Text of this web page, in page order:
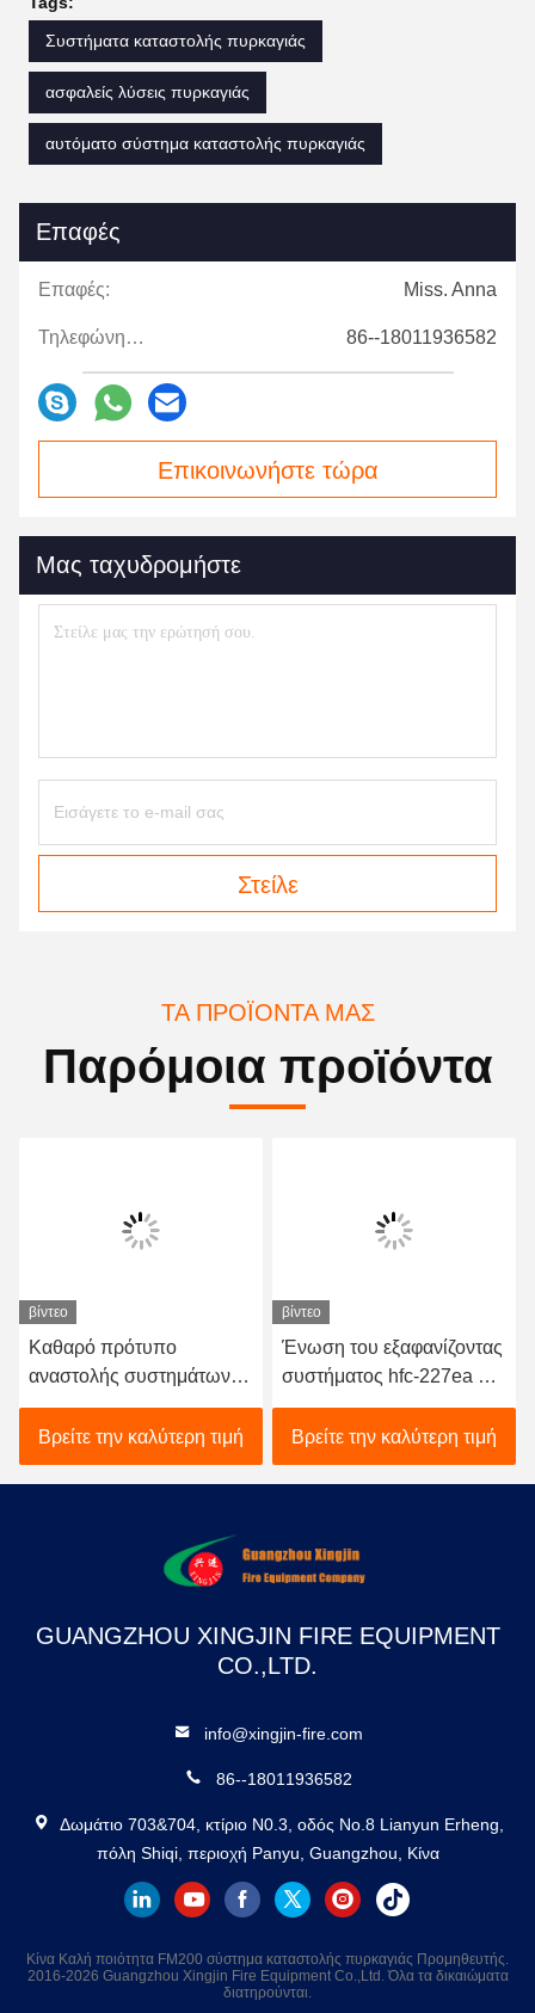
Συστήματα καταστολής πυρκαγιάς
ασφαλείς λύσεις πυρκαγιάς
αυτόματο σύστημα καταστολής πυρκαγιάς
Επαφές
Επαφές: Miss. Anna
Τηλεφώνημα: 86--18011936582
Επικοινωνήστε τώρα
Μας ταχυδρομήστε
Στείλε
ΤΑ ΠΡΟΪΌΝΤΑ ΜΑΣ
Παρόμοια προϊόντα
βίντεο
Καθαρό πρότυπο
αναστολής συστημάτων
αιθουσών HFC 227ea
πυροσβυστικό 16L
Βρείτε την καλύτερη τιμή
βίντεο
Ένωση του εξαφανίζοντας
συστήματος hfc-227ea με
τον ηλεκτρικό
ενεργοποιητή
Βρείτε την καλύτερη τιμή
GUANGZHOU XINGJIN FIRE EQUIPMENT
CO.,LTD.
info@xingjin-fire.com
86--18011936582
Δωμάτιο 703&704, κτίριο N0.3, οδός No.8 Lianyun Erheng,
πόλη Shiqi, περιοχή Panyu, Guangzhou, Κίνα
Κίνα Καλή ποιότητα FM200 σύστημα καταστολής πυρκαγιάς Προμηθευτής.
2016-2026 Guangzhou Xingjin Fire Equipment Co.,Ltd. Όλα τα δικαιώματα
διατηρούνται.